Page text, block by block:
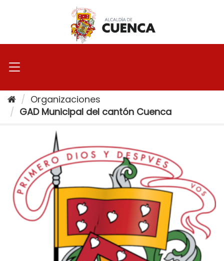
Organizaciones
GAD Municipal del cantón Cuenca